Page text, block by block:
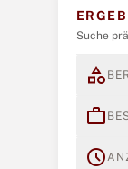
Suche
category
work
schedule